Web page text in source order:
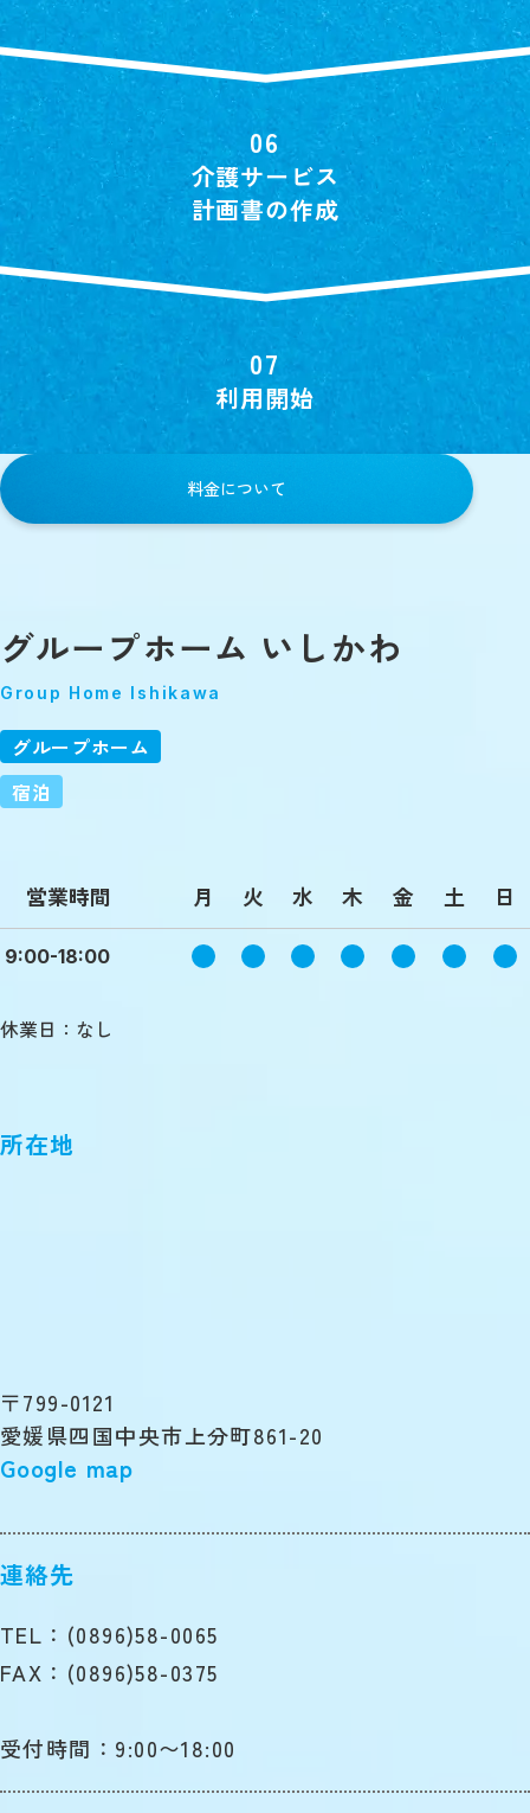
介護サービス
計画書の作成
利用開始
料金について
グループホーム いしかわ
Group Home Ishikawa
グループホーム
宿泊
営業時間 月 火 水 木 金 土 日
9:00-18:00
休業日：なし
所在地
〒799-0121
愛媛県四国中央市上分町861-20
Google map
連絡先
TEL：(0896)58-0065
FAX：(0896)58-0375
受付時間：9:00〜18:00